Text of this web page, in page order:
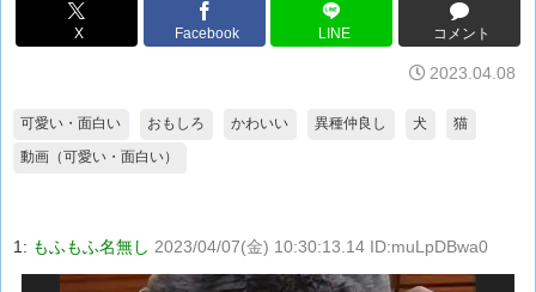
X Facebook LINE コメント
2023.04.08
可愛い・面白い おもしろ かわいい 異種仲良し 犬
猫
動画（可愛い・面白い）
1: もふもふ名無し 2023/04/07(金) 10:30:13.14 ID:muLpDBwa0